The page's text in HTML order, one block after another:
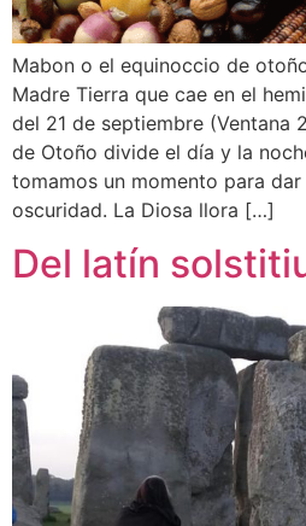
Mabon o el equinoccio de
Madre Tierra que cae en el
del 21 de septiembre (Ventana
de Otoño divide el día y la
tomamos un momento para
oscuridad. La Diosa llora […]
Del latín